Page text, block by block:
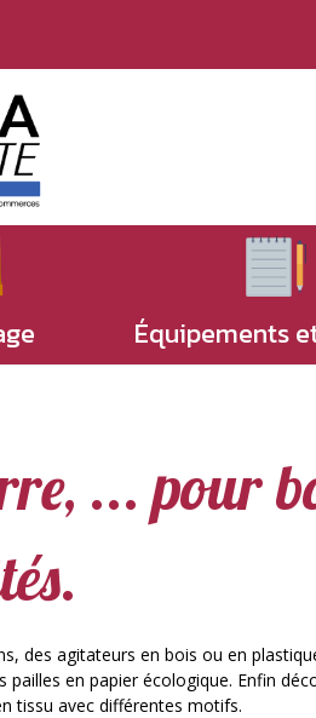
Équipements
... pour
des agitateurs en bois ou en
en papier écologique. Enfin
tissu avec différentes motifs.